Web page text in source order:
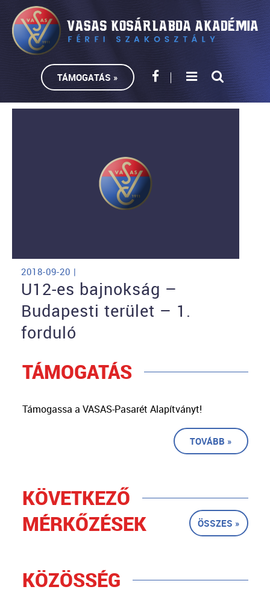
TÁMOGATÁS »
2018-09-20 |
U12-es bajnokság –
Budapesti terület – 1.
forduló
TÁMOGATÁS
Támogassa a VASAS-Pasarét Alapítványt!
TOVÁBB »
KÖVETKEZŐ
MÉRKŐZÉSEK
ÖSSZES »
KÖZÖSSÉG